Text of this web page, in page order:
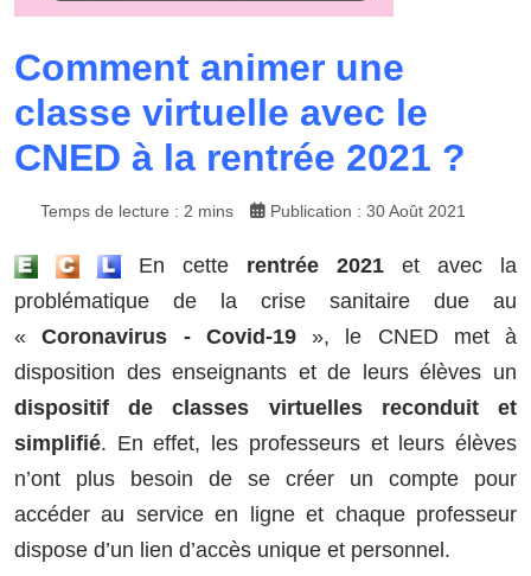
Comment animer une
classe virtuelle avec le
CNED à la rentrée 2021 ?
Temps de lecture : 2 mins Publication : 30 Août 2021
En cette rentrée 2021 et avec la
problématique de la crise sanitaire due au
«Coronavirus - Covid-19», le CNED met à
disposition des enseignants et de leurs élèves un
dispositif de classes virtuelles reconduit et
simplifié. En effet, les professeurs et leurs élèves
n’ont plus besoin de se créer un compte pour
accéder au service en ligne et chaque professeur
dispose d’un lien d’accès unique et personnel.